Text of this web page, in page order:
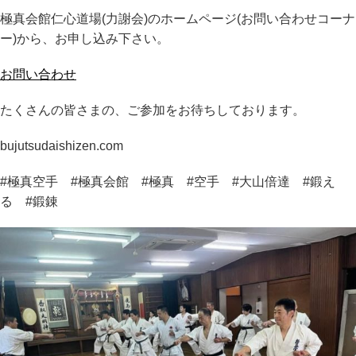
極真会館仁心道場(力謝会)のホームページ(お問い合わせコーナ
ー)から、お申し込み下さい。
お問い合わせ
たくさんの皆さまの、ご参加をお待ちしております。
bujutsudaishizen.com
#極真空手 #極真会館 #極真 #空手 #大山倍達 #鍛え
る #鍛錬